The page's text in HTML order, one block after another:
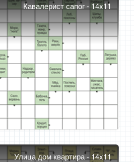
Кавалерист сапог - 14x11
Улица дом квартира - 14x11